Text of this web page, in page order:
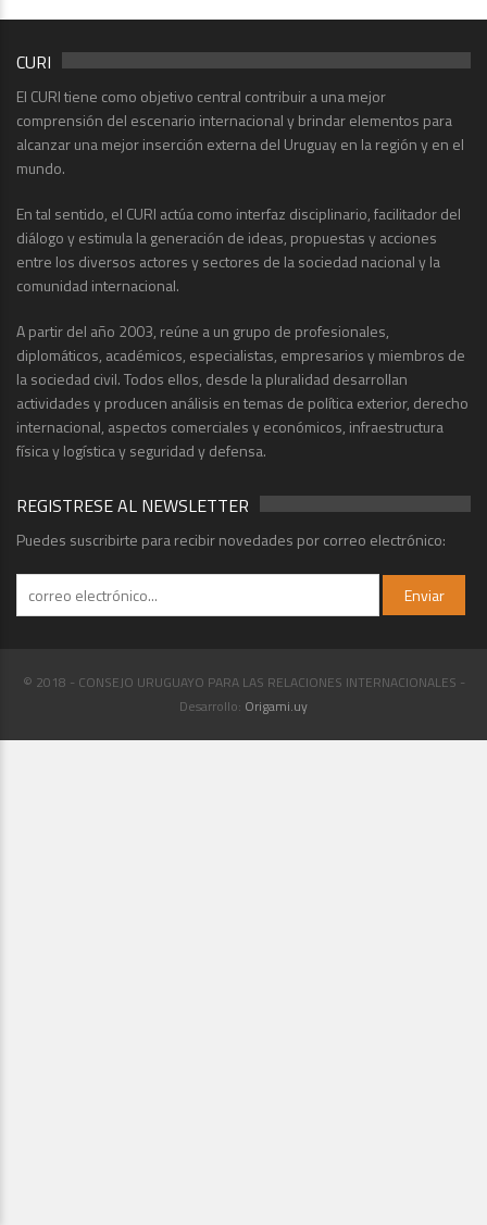
CURI
El CURI tiene como objetivo central contribuir a una mejor
comprensión del escenario internacional y brindar elementos para
alcanzar una mejor inserción externa del Uruguay en la región y en el
mundo.
En tal sentido, el CURI actúa como interfaz disciplinario, facilitador del
diálogo y estimula la generación de ideas, propuestas y acciones
entre los diversos actores y sectores de la sociedad nacional y la
comunidad internacional.
A partir del año 2003, reúne a un grupo de profesionales,
diplomáticos, académicos, especialistas, empresarios y miembros de
la sociedad civil. Todos ellos, desde la pluralidad desarrollan
actividades y producen análisis en temas de política exterior, derecho
internacional, aspectos comerciales y económicos, infraestructura
física y logística y seguridad y defensa.
REGISTRESE AL NEWSLETTER
Puedes suscribirte para recibir novedades por correo electrónico:
© 2018 - CONSEJO URUGUAYO PARA LAS RELACIONES INTERNACIONALES -
Desarrollo: Origami.uy